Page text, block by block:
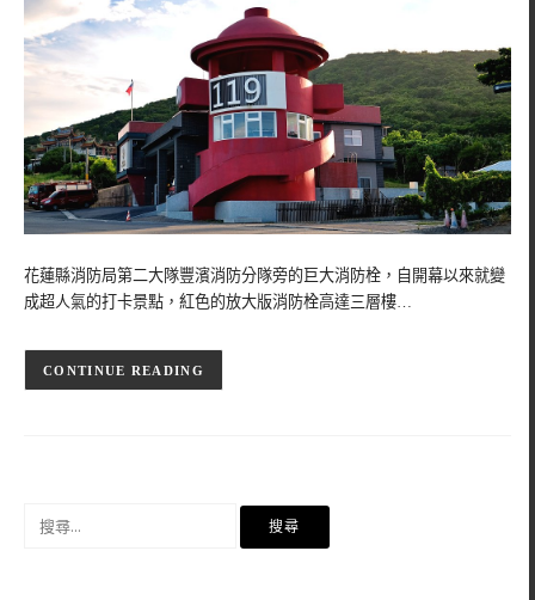
花蓮縣消防局第二大隊豐濱消防分隊旁的巨大消防栓，自開幕以來就變
成超人氣的打卡景點，紅色的放大版消防栓高達三層樓…
CONTINUE READING